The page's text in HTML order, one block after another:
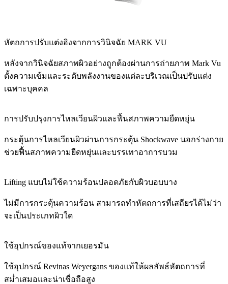
หัตถการปรับแต่งอิงจากการวินิจฉัย MARK VU
หลังจากวินิจฉัยสภาพผิวอย่างถูกต้องผ่านการถ่ายภาพ Mark Vu
ตั้งความเข้มและระดับพลังงานของแต่ละบริเวณเป็นปรับแต่ง
เฉพาะบุคคล
การปรับปรุงการไหลเวียนผิวและฟื้นสภาพความยืดหยุ่น
กระตุ้นการไหลเวียนผิวผ่านการกระตุ้น Shockwave นอกร่างกาย
ช่วยฟื้นสภาพความยืดหยุ่นและบรรเทาอาการบวม
Lifting แบบไม่ใช้ความร้อนปลอดภัยกับผิวบอบบาง
ไม่มีการกระตุ้นความร้อน สามารถทำหัตถการที่เสถียรได้ไม่ว่า
จะเป็นประเภทผิวใด
ใช้อุปกรณ์ของแท้จากเยอรมัน
ใช้อุปกรณ์ Revinas Weyergans ของแท้ให้ผลลัพธ์หัตถการที่
สม่ำเสมอและน่าเชื่อถือสูง